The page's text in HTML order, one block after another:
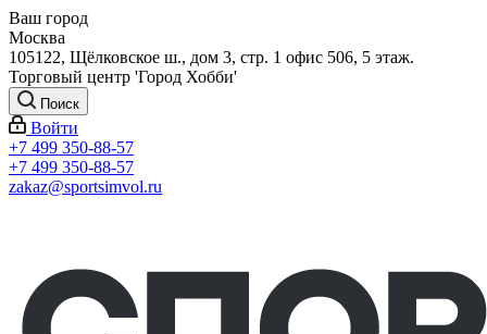
Ваш город
Москва
105122, Щёлковское ш., дом 3, стр. 1 офис 506, 5 этаж.
Торговый центр 'Город Хобби'
Поиск
Войти
+7 499 350-88-57
+7 499 350-88-57
zakaz@sportsimvol.ru